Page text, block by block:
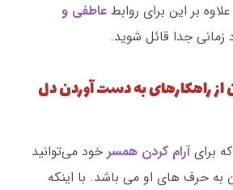
بر این برای روابط عاطفی و
زمانی جدا قائل شوید.
راهکارهای به دست آوردن دل
برای آرام کردن همسر خود می‌توانید
به حرف های او می باشد. با اینکه